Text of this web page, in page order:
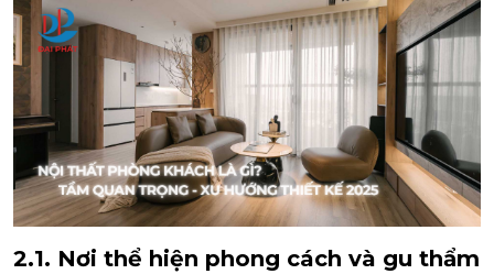
2.1. Nơi thể hiện phong cách và gu thẩm